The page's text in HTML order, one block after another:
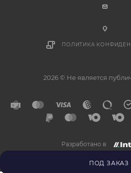
ПОД ЗАКАЗ
ПОЛИТИКА
2026 © Не является
Разработано в
Напишите нам
Telegram